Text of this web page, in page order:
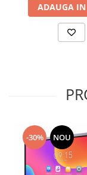
ADAUGA IN
-30% NOU